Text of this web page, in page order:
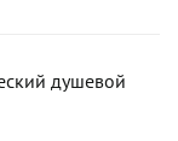
душевой